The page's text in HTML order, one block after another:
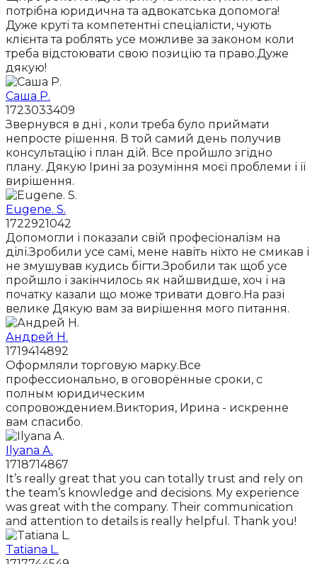
потрібна юридична та адвокатська допомога!
Дуже круті та компетентні спеціалісти, чують
клієнта та роблять усе можливе за законом коли
треба відстоювати свою позицію та право.Дуже
дякую!
Саша Р.
1723033409
Звернувся в дні , коли треба було приймати
непросте рішення. В той самий день получив
консультацію і план дій. Все пройшло згідно
плану. Дякую Ірині за розуміння моєї проблеми і її
вирішення.
Eugene. S.
1722921042
Допомогли і показали свій професіоналізм на
ділі.Зробили усе самі, мене навіть ніхто не смикав і
не змушував кудись бігти.Зробили так щоб усе
пройшло і закінчилось як найшвидше, хоч і на
початку казали що може тривати довго.На разі
велике Дякую вам за вирішення мого питання.
Андрей Н.
1719414892
Оформляли торговую марку.Все
профессионально, в оговорённые сроки, с
полным юридическим
сопровождением.Виктория, Ирина - искренне
вам спасибо.
Ilyana A.
1718714867
It’s really great that you can totally trust and rely on
the team’s knowledge and decisions. My experience
was great with the company. Their communication
and attention to details is really helpful. Thank you!
Tatiana L.